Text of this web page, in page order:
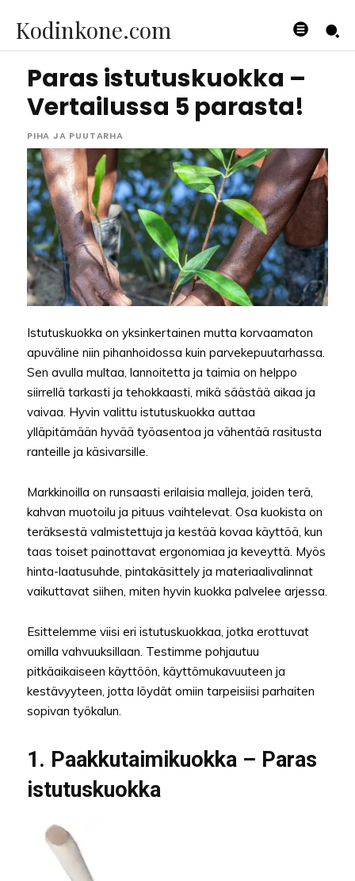
Kodinkone.com
Paras istutuskuokka –
Vertailussa 5 parasta!
PIHA JA PUUTARHA
Istutuskuokka on yksinkertainen mutta korvaamaton
apuväline niin pihanhoidossa kuin parvekepuutarhassa.
Sen avulla multaa, lannoitetta ja taimia on helppo
siirrellä tarkasti ja tehokkaasti, mikä säästää aikaa ja
vaivaa. Hyvin valittu istutuskuokka auttaa
ylläpitämään hyvää työasentoa ja vähentää rasitusta
ranteille ja käsivarsille.
Markkinoilla on runsaasti erilaisia malleja, joiden terä,
kahvan muotoilu ja pituus vaihtelevat. Osa kuokista on
teräksestä valmistettuja ja kestää kovaa käyttöä, kun
taas toiset painottavat ergonomiaa ja keveyttä. Myös
hinta-laatusuhde, pintakäsittely ja materiaalivalinnat
vaikuttavat siihen, miten hyvin kuokka palvelee arjessa.
Esittelemme viisi eri istutuskuokkaa, jotka erottuvat
omilla vahvuuksillaan. Testimme pohjautuu
pitkäaikaiseen käyttöön, käyttömukavuuteen ja
kestävyyteen, jotta löydät omiin tarpeisiisi parhaiten
sopivan työkalun.
1. Paakkutaimikuokka – Paras
istutuskuokka